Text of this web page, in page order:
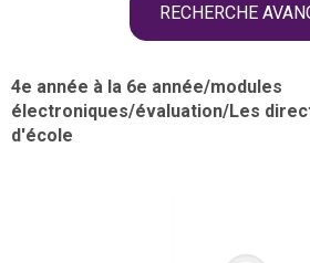
RECHERCHE
4e année à la 6e année/modules
électroniques/évaluation/Les
d'école